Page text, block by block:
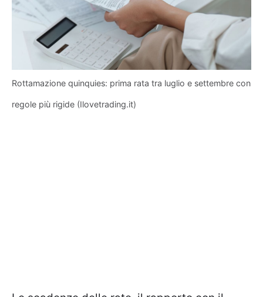
Rottamazione quinquies: prima rata tra luglio e settembre con
regole più rigide (Ilovetrading.it)